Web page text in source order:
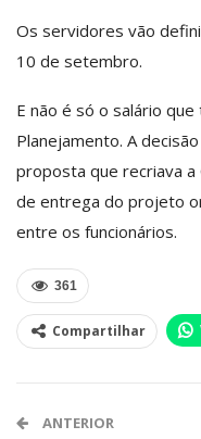
Os servidores vão
10 de setembro.
E não é só o salário
Planejamento. A
proposta que recriava a
de entrega do projeto
entre os funcionários.
361
Compartilhar
ANTERIOR